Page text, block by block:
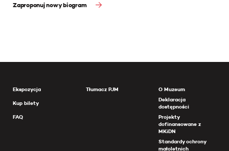
Zaproponuj nowy biogram
Ekspozycja
Kup bilety
FAQ
Tłumacz PJM
O Muzeum
Deklaracja
dostępności
Projekty
dofinansowane z
MKiDN
Standardy ochrony
małoletnich